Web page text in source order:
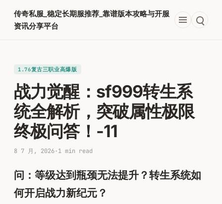
内
传奇私服_稳定长期服推荐_靠谱版本攻略与开服
资讯分享平台
1.76复古三职业高爆版
战力觉醒：sf999转生系
统全解析，突破属性极限
终极问答！-11
8 7 月, 2026·1 min read
问：等级达到瓶颈无法提升？转生系统如
何开启战力新纪元？